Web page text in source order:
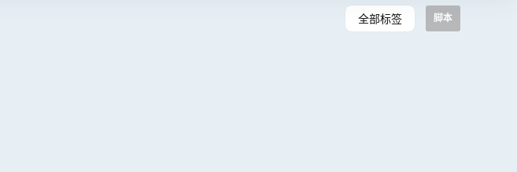
全部标签 脚本